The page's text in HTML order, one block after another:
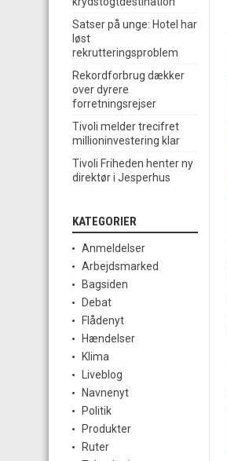
Satser på unge: Hotel har
løst
rekrutteringsproblem
Rekordforbrug dækker
over dyrere
forretningsrejser
Tivoli melder trecifret
millioninvestering klar
Tivoli Friheden henter ny
direktør i Jesperhus
KATEGORIER
Anmeldelser
Arbejdsmarked
Bagsiden
Debat
Flådenyt
Hændelser
Klima
Liveblog
Navnenyt
Politik
Produkter
Ruter